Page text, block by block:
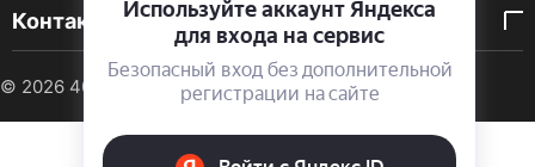
Контакты
© 2026 40 DEN. Интернет-магазин